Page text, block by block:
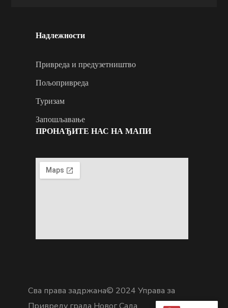
Надлежности
Привреда и предузетништво
Пољопривреда
Туризам
Запошљавање
ПРОНАЂИТЕ НАС НА МАПИ
Сва права задржана© 2024 Управа за